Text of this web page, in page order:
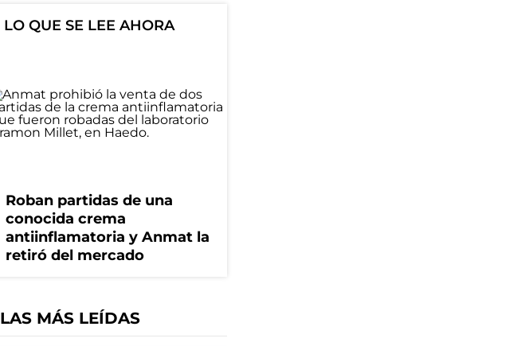
LO QUE SE LEE AHORA
Roban partidas de una
conocida crema
antiinflamatoria y Anmat la
retiró del mercado
LAS MÁS LEÍDAS